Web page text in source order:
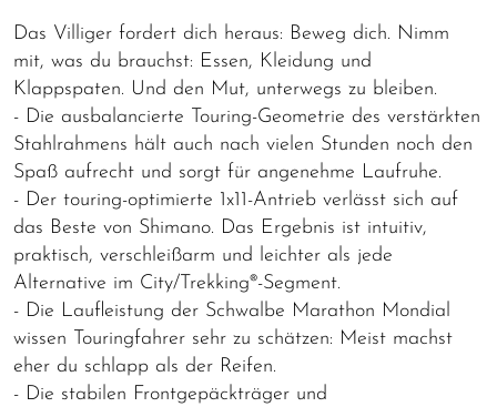
Das Villiger fordert dich heraus: Beweg dich. Nimm
mit, was du brauchst: Essen, Kleidung und
Klappspaten. Und den Mut, unterwegs zu bleiben.
- Die ausbalancierte Touring-Geometrie des verstärkten
Stahlrahmens hält auch nach vielen Stunden noch den
Spaß aufrecht und sorgt für angenehme Laufruhe.
- Der touring-optimierte 1x11-Antrieb verlässt sich auf
das Beste von Shimano. Das Ergebnis ist intuitiv,
praktisch, verschleißarm und leichter als jede
Alternative im City/Trekking®-Segment.
- Die Laufleistung der Schwalbe Marathon Mondial
wissen Touringfahrer sehr zu schätzen: Meist machst
eher du schlapp als der Reifen.
- Die stabilen Frontgepäckträger und